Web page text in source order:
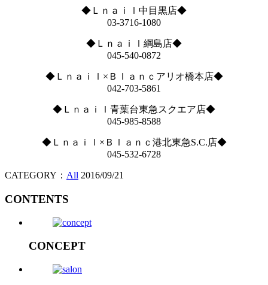
◆Ｌｎａｉｌ中目黒店◆
03-3716-1080
◆Ｌｎａｉｌ綱島店◆
045-540-0872
◆Ｌｎａｉｌ×Ｂｌａｎｃアリオ橋本店◆
042-703-5861
◆Ｌｎａｉｌ青葉台東急スクエア店◆
045-985-8588
◆Ｌｎａｉｌ×Ｂｌａｎｃ港北東急S.C.店◆
045-532-6728
CATEGORY： All 2016/09/21
CONTENTS
CONCEPT